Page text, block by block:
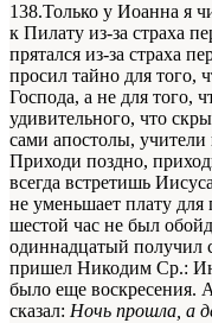
138.Только у Иоанна я
к Пилату из-за страха
прятался из-за страха
просил тайно для того,
Господа, а не для того,
удивительного, что
сами апостолы,
Приходи поздно,
всегда встретишь
не уменьшает плату
шестой час не был
одиннадцатый получил
пришел Никодим Ср.:
было еще воскресения.
сказал: Ночь прошла, а